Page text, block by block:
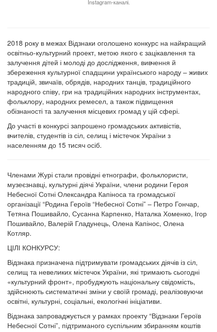
Instagram-каналі.
2018 року в межах Відзнаки оголошено конкурс на найкращий
освітньо-культурний проект, метою якого є зацікавлення та
залучення дітей і молоді до дослідження, вивчення й
збереження культурної спадщини українського народу – живих
традицій, звичаїв, обрядів, народних танців, традиційного
народного співу, гри на традиційних народних інструментах,
фольклору, народних ремесел, а також підвищення
обізнаності та залучення місцевих громад у цій сфері.
До участі в конкурсі запрошено громадських активістів,
вчителів, студентів із сіл, селищ і містечок України з
населенням до 15 тисяч осіб.
Членами Журі стали провідні етнографи, фольклористи,
музеєзнавці, культурні діячі України, члени родини Героя
Небесної Сотні Олександра Капіноса та громадської
організації “Родина Героїв “Небесної Сотні” – Петро Гончар,
Тетяна Пошивайло, Сусанна Карпенко, Наталка Хоменко, Ігор
Пошивайло, Валерій Гладунець, Олена Капінос, Олена
Котляр.
ЦІЛІ КОНКУРСУ:
Відзнака призначена підтримувати громадських діячів із сіл,
селищ та невеликих містечок України, які тримають сьогодні
«культурний фронт», пробуджують національну свідомість,
здійснюють систематичні зміни у своїй громаді, реалізовуючи
освітні, культурні, соціальні, екологічні ініціативи.
Відзнака запроваджується у рамках проекту “Відзнаки Героїв
Небесної Сотні”, підтриманого суспільним збиранням коштів